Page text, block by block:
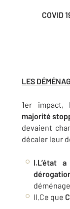
COVID
LES
1er impact,
majorité
devaient
décaler leur
I.L’état
II.Ce que